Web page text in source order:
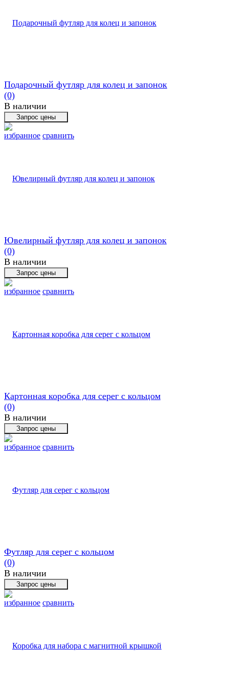
избранное сравнить
Подарочный футляр для колец и запонок
(0)
В наличии
избранное сравнить
Ювелирный футляр для колец и запонок
(0)
В наличии
избранное сравнить
Картонная коробка для серег с кольцом
(0)
В наличии
избранное сравнить
Футляр для серег с кольцом
(0)
В наличии